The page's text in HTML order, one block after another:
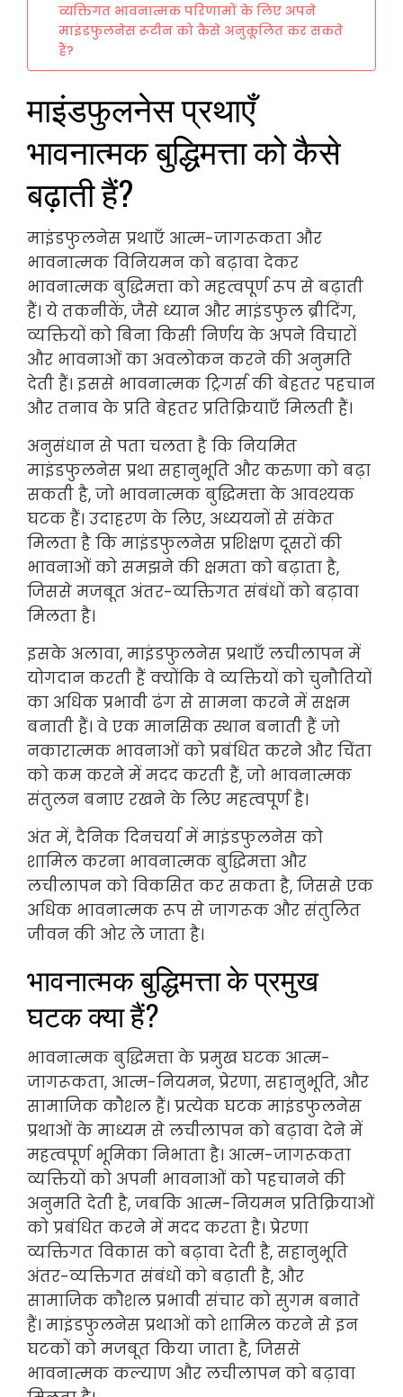
व्यक्तिगत भावनात्मक परिणामों के लिए अपने
माइंडफुलनेस रूटीन को कैसे अनुकूलित कर सकते
हैं?
माइंडफुलनेस प्रथाएँ
भावनात्मक बुद्धिमत्ता को कैसे
बढ़ाती हैं?
माइंडफुलनेस प्रथाएँ आत्म-जागरूकता और
भावनात्मक विनियमन को बढ़ावा देकर
भावनात्मक बुद्धिमत्ता को महत्वपूर्ण रूप से बढ़ाती
हैं। ये तकनीकें, जैसे ध्यान और माइंडफुल ब्रीदिंग,
व्यक्तियों को बिना किसी निर्णय के अपने विचारों
और भावनाओं का अवलोकन करने की अनुमति
देती हैं। इससे भावनात्मक ट्रिगर्स की बेहतर पहचान
और तनाव के प्रति बेहतर प्रतिक्रियाएँ मिलती हैं।
अनुसंधान से पता चलता है कि नियमित
माइंडफुलनेस प्रथा सहानुभूति और करुणा को बढ़ा
सकती है, जो भावनात्मक बुद्धिमत्ता के आवश्यक
घटक हैं। उदाहरण के लिए, अध्ययनों से संकेत
मिलता है कि माइंडफुलनेस प्रशिक्षण दूसरों की
भावनाओं को समझने की क्षमता को बढ़ाता है,
जिससे मजबूत अंतर-व्यक्तिगत संबंधों को बढ़ावा
मिलता है।
इसके अलावा, माइंडफुलनेस प्रथाएँ लचीलापन में
योगदान करती हैं क्योंकि वे व्यक्तियों को चुनौतियों
का अधिक प्रभावी ढंग से सामना करने में सक्षम
बनाती हैं। वे एक मानसिक स्थान बनाती हैं जो
नकारात्मक भावनाओं को प्रबंधित करने और चिंता
को कम करने में मदद करती हैं, जो भावनात्मक
संतुलन बनाए रखने के लिए महत्वपूर्ण है।
अंत में, दैनिक दिनचर्या में माइंडफुलनेस को
शामिल करना भावनात्मक बुद्धिमत्ता और
लचीलापन को विकसित कर सकता है, जिससे एक
अधिक भावनात्मक रूप से जागरूक और संतुलित
जीवन की ओर ले जाता है।
भावनात्मक बुद्धिमत्ता के प्रमुख
घटक क्या हैं?
भावनात्मक बुद्धिमत्ता के प्रमुख घटक आत्म-
जागरूकता, आत्म-नियमन, प्रेरणा, सहानुभूति, और
सामाजिक कौशल हैं। प्रत्येक घटक माइंडफुलनेस
प्रथाओं के माध्यम से लचीलापन को बढ़ावा देने में
महत्वपूर्ण भूमिका निभाता है। आत्म-जागरूकता
व्यक्तियों को अपनी भावनाओं को पहचानने की
अनुमति देती है, जबकि आत्म-नियमन प्रतिक्रियाओं
को प्रबंधित करने में मदद करता है। प्रेरणा
व्यक्तिगत विकास को बढ़ावा देती है, सहानुभूति
अंतर-व्यक्तिगत संबंधों को बढ़ाती है, और
सामाजिक कौशल प्रभावी संचार को सुगम बनाते
हैं। माइंडफुलनेस प्रथाओं को शामिल करने से इन
घटकों को मजबूत किया जाता है, जिससे
भावनात्मक कल्याण और लचीलापन को बढ़ावा